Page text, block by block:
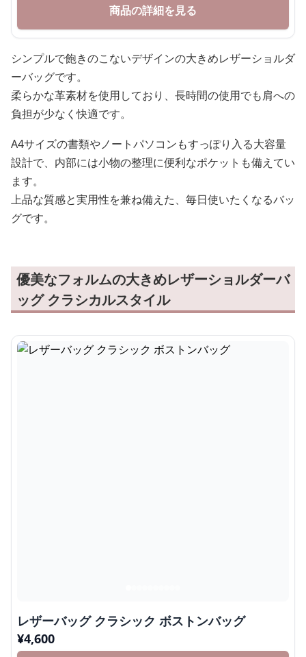
商品の詳細を見る
シンプルで飽きのこないデザインの大きめレザーショルダ
ーバッグです。
柔らかな革素材を使用しており、長時間の使用でも肩への
負担が少なく快適です。
A4サイズの書類やノートパソコンもすっぽり入る大容量
設計で、内部には小物の整理に便利なポケットも備えてい
ます。
上品な質感と実用性を兼ね備えた、毎日使いたくなるバッ
グです。
優美なフォルムの大きめレザーショルダーバ
ッグ クラシカルスタイル
レザーバッグ クラシック ボストンバッグ
¥4,600